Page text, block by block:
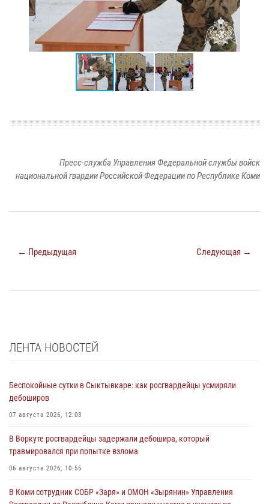
Пресс-служба Управления Федеральной службы войск
национальной гвардии Российской Федерации по Республике Коми
← Предыдущая Следующая →
ЛЕНТА НОВОСТЕЙ
Беспокойные сутки в Сыктывкаре: как росгвардейцы усмиряли
дебоширов
07 августа 2026, 12:03
В Воркуте росгвардейцы задержали дебошира, который
травмировался при попытке взлома
06 августа 2026, 10:55
В Коми сотрудник СОБР «Заря» и ОМОН «Зырянин» Управления